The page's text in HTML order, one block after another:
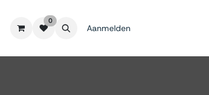
0
Aanmelden